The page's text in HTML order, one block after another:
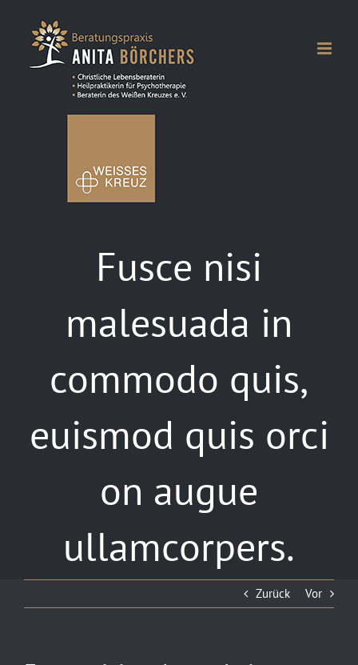
Fusce nisi
malesuada in
commodo quis,
euismod quis orci
on augue
ullamcorpers.
Zurück Vor